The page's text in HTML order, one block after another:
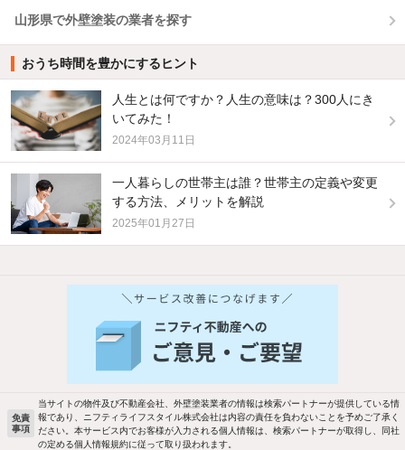
山形県で外壁塗装の業者を探す
おうち時間を豊かにするヒント
人生とは何ですか？人生の意味は？300人にき
いてみた！
2024年03月11日
一人暮らしの世帯主は誰？世帯主の定義や変更
する方法、メリットを解説
2025年01月27日
バス・トイレ別 2階以上
洗濯機置場あり 独立洗面台
免責
事項
当サイトの物件及び不動産会社、外壁塗装業者の情報は検索パートナーが提供している情
報であり、ニフティライフスタイル株式会社は内容の責任を負わないことを予めご了承く
ださい。本サービス内でお客様が入力される個人情報は、検索パートナーが取得し、同社
の定める個人情報規約に従って取り扱われます。